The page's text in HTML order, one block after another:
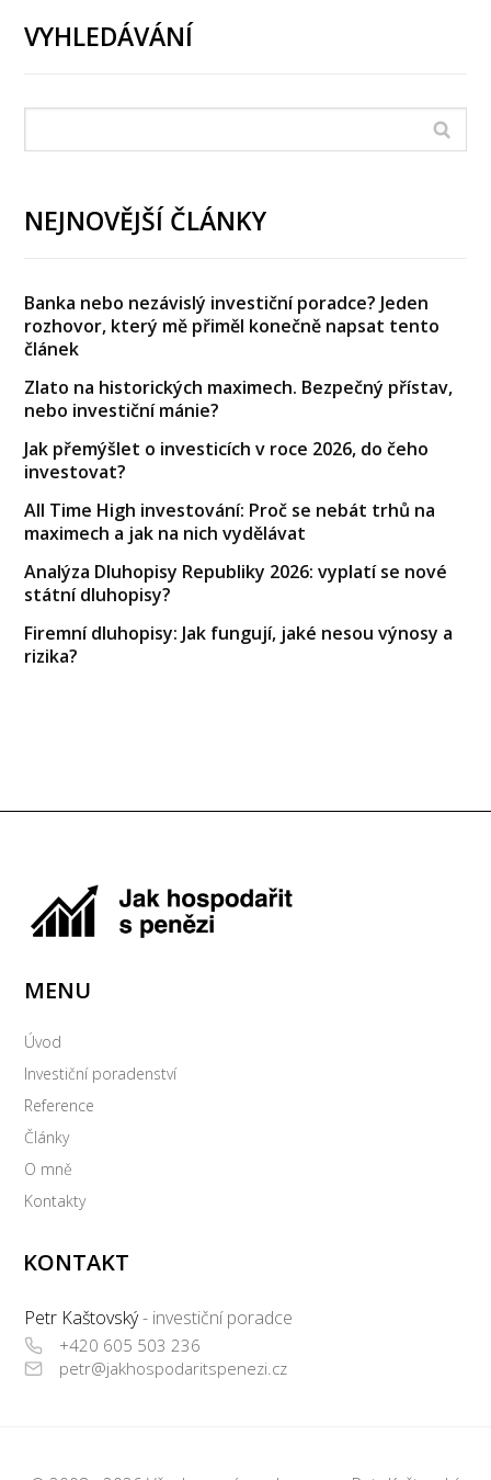
VYHLEDÁVÁNÍ
NEJNOVĚJŠÍ ČLÁNKY
Banka nebo nezávislý investiční poradce? Jeden
rozhovor, který mě přiměl konečně napsat tento
článek
Zlato na historických maximech. Bezpečný přístav,
nebo investiční mánie?
Jak přemýšlet o investicích v roce 2026, do čeho
investovat?
All Time High investování: Proč se nebát trhů na
maximech a jak na nich vydělávat
Analýza Dluhopisy Republiky 2026: vyplatí se nové
státní dluhopisy?
Firemní dluhopisy: Jak fungují, jaké nesou výnosy a
rizika?
MENU
Úvod
Investiční poradenství
Reference
Články
O mně
Kontakty
KONTAKT
Petr Kaštovský- investiční poradce
+420 605 503 236
petr@jakhospodaritspenezi.cz